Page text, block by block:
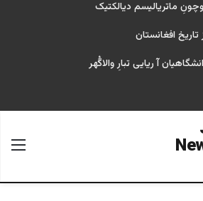
ماتریالیسم دیالکتیک
تاریخ افغانستان
آ ریایی تبارِ والاگُهر